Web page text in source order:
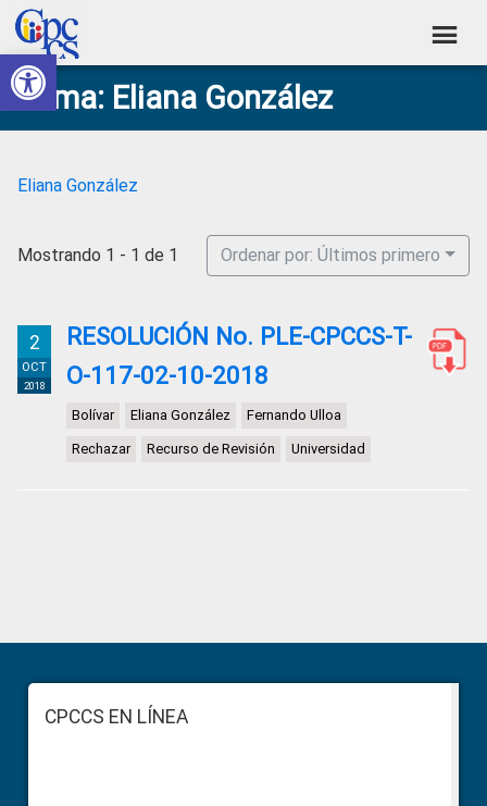
Abrir barra de herramientas
Skip
to
primary
navigation
Skip
to
main
content
Skip
to
primary
sidebar
Skip
to
footer
Consejo
de
Ciudadana
Control
Construyendo
Poder
Ciudadano
Tema: Eliana González
Eliana González
Mostrando 1 - 1 de 1 Ordenar por: Últimos primero
2
OCT
2018
RESOLUCIÓN No. PLE-CPCCS-T-
O-117-02-10-2018
Bolívar Eliana González Fernando Ulloa
Rechazar Recurso de Revisión Universidad
Sidebar
FooterCPCCS EN LÍNEA